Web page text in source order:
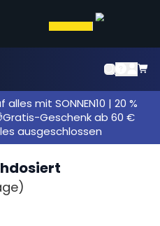
mit SONNEN10 | 20 %
Geschenk ab 60 €
ausgeschlossen